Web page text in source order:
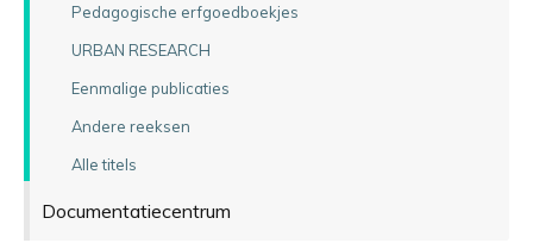
Pedagogische erfgoedboekjes
URBAN RESEARCH
Eenmalige publicaties
Andere reeksen
Alle titels
Documentatiecentrum